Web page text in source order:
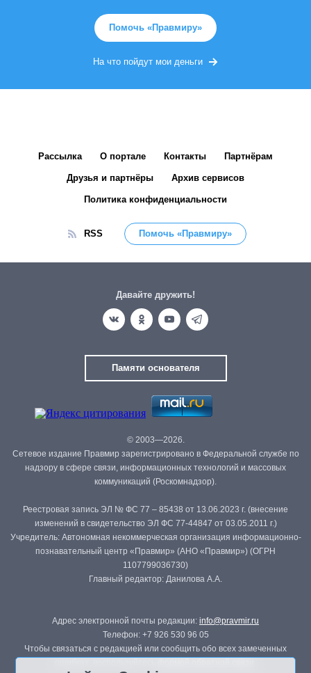
Помочь «Правмиру»
На что пойдут мои деньги
Рассылка О портале Контакты Партнёрам
Друзья и партнёры Архив сервисов
Политика конфиденциальности
RSS Помочь «Правмиру»
Давайте дружить!
Памяти основателя
© 2003—2026.
Сетевое издание Правмир зарегистрировано в Федеральной службе по
надзору в сфере связи, информационных технологий и массовых
коммуникаций (Роскомнадзор).
Реестровая запись ЭЛ № ФС 77 – 85438 от 13.06.2023 г. (внесение
изменений в свидетельство ЭЛ ФС 77-44847 от 03.05.2011 г.)
Учредитель: Автономная некоммерческая организация информационно-
познавательный центр «Правмир» (АНО «Правмир») (ОГРН
1107799036730)
Главный редактор: Данилова А.А.
Адрес электронной почты редакции: info@pravmir.ru
Телефон: +7 926 530 96 05
Чтобы связаться с редакцией или сообщить обо всех замеченных